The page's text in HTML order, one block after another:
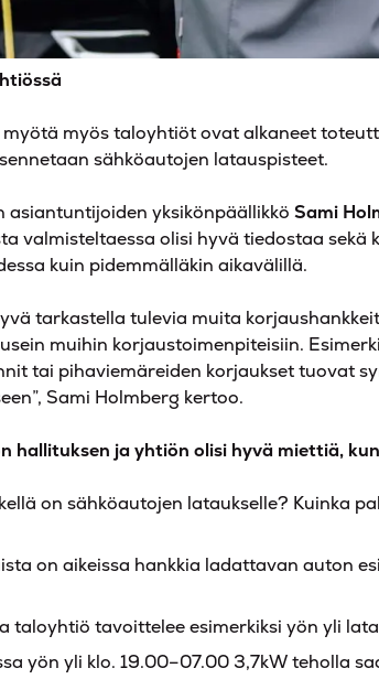
myös taloyhtiöt ovat alkaneet
sähköautojen latauspisteet.
asiantuntijoiden yksikönpäällikkö Sami
valmisteltaessa olisi hyvä tiedostaa
kuin pidemmälläkin aikavälillä.
tarkastella tulevia muita
muihin korjaustoimenpiteisiin.
tai pihaviemäreiden korjaukset tuovat
Sami Holmberg kertoo.
hallituksen ja yhtiön olisi hyvä miettiä,
on sähköautojen lataukselle? Kuinka
on aikeissa hankkia ladattavan auton
taloyhtiö tavoittelee esimerkiksi yön yli
yön yli klo. 19.00–07.00 3,7kW teholla